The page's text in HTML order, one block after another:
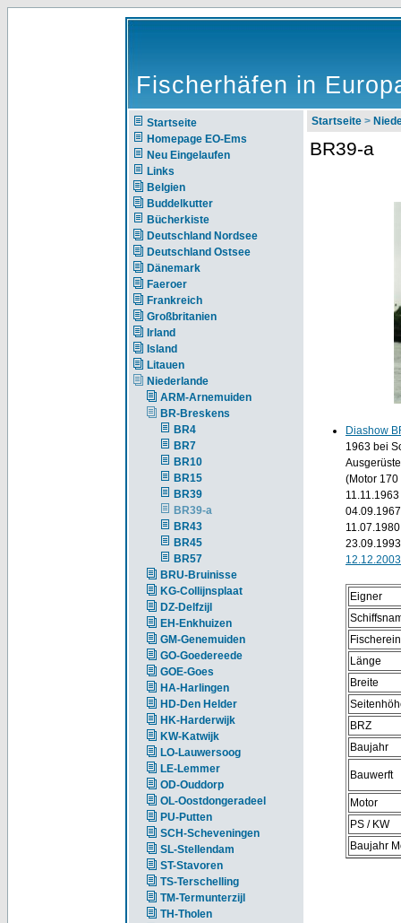
Fischerhäfen in
Startseite
Homepage EO-Ems
Neu Eingelaufen
Links
Belgien
Buddelkutter
Bücherkiste
Deutschland Nordsee
Deutschland Ostsee
Dänemark
Faeroer
Frankreich
Großbritanien
Irland
Island
Litauen
Niederlande
ARM-Arnemuiden
BR-Breskens
BR4
BR7
BR10
BR15
BR39
BR39-a
BR43
BR45
BR57
BRU-Bruinisse
KG-Collijnsplaat
DZ-Delfzijl
EH-Enkhuizen
GM-Genemuiden
GO-Goedereede
GOE-Goes
HA-Harlingen
HD-Den Helder
HK-Harderwijk
KW-Katwijk
LO-Lauwersoog
LE-Lemmer
OD-Ouddorp
OL-Oostdongeradeel
PU-Putten
SCH-Scheveningen
SL-Stellendam
ST-Stavoren
TS-Terschelling
TM-Termunterzijl
TH-Tholen
Startseite >
BR39-a
Diashow
1963 bei
(Motor 170
Eigner
Länge
Breite
BRZ
Baujahr
Bauwerft
Motor
PS / KW
Baujahr